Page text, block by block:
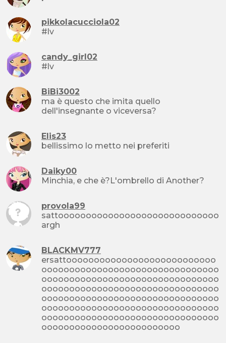
pikkolacucciola02
#lv
candy_girl02
#lv
BiBi3002
ma è questo che imita quello
dell'insegnante o viceversa?
Elis23
bellissimo lo metto nei preferiti
Daiky00
Minchia, e che è?L'ombrello di Another?
provola99
sattooooooooooooooooooooooooooooo
argh
BLACKMV777
ersattooooooooooooooooooooooooooo
oooooooooooooooooooooooooooooooo
oooooooooooooooooooooooooooooooo
oooooooooooooooooooooooooooooooo
oooooooooooooooooooooooooooooooo
oooooooooooooooooooooooooooooooo
oooooooooooooooooooooooooooooooo
ooooooooooooooooooooooooo